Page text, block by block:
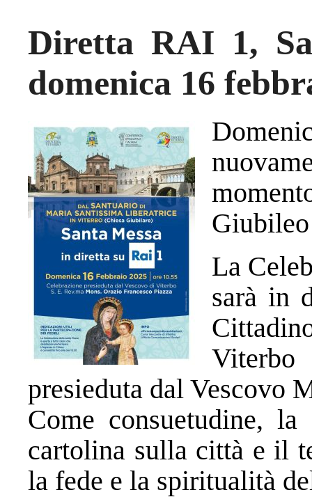
Diretta RAI 1,
domenica 16
La
sarà in
presieduta dal Vescovo
Come consuetudine,
cartolina sulla città e il
la fede e la spiritualità